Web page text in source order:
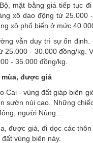
mặt bằng giá tiếp tục
xô dao động từ
xô phổ biến ở mức
vẫn duy trì sự ổn
25.000 - 30.000 đồng/kg.
- 35.000 đồng/kg.
được giá
Cai - vùng đất giáp biên
sườn núi cao. Những
người Nùng...
được giá, đi dọc các
vùng biên này.